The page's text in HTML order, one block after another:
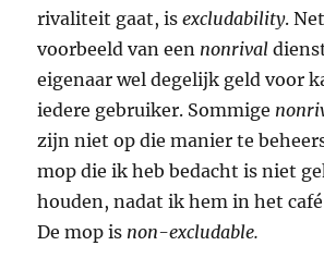
rivaliteit gaat, isexcludability.
voorbeeld van een nonrival
eigenaar wel degelijk geld voor
iedere gebruiker. Sommige
zijn niet op die manier te
mop die ik heb bedacht is niet
houden, nadat ik hem in het
De mop is non-excludable.